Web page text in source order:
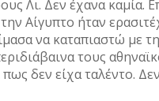
Λι. Δεν έχανα καμία.
Αίγυπτο ήταν
να καταπιαστώ με
τους
πως δεν είχα ταλέντο.